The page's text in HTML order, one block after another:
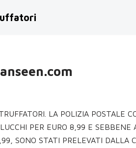
LA POLIZIA POSTALE
PER EURO 8,99 E SEBBENE
SONO STATI PRELEVATI DALLA